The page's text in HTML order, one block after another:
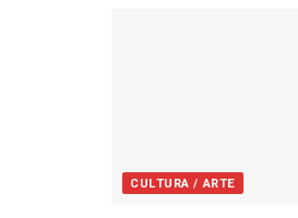
CULTURA / ARTE